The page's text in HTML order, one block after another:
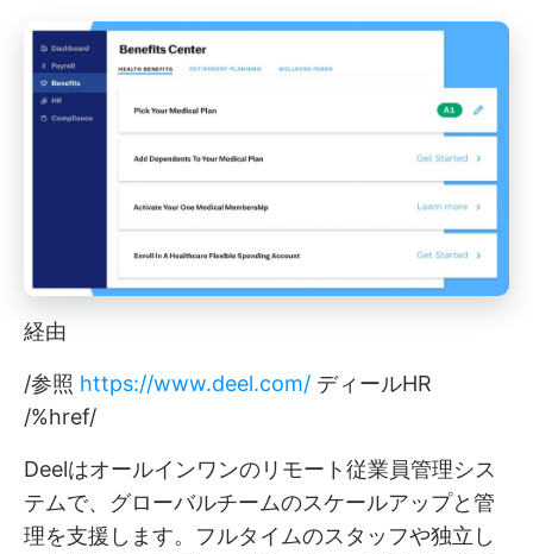
経由
/参照 https://www.deel.com/ ディールHR
/%href/
Deelはオールインワンのリモート従業員管理シス
テムで、グローバルチームのスケールアップと管
理を支援します。フルタイムのスタッフや独立し